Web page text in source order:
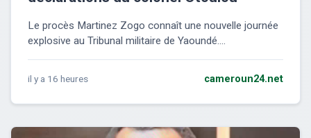
Le procès Martinez Zogo connaît une nouvelle journée
explosive au Tribunal militaire de Yaoundé....
il y a 16 heures cameroun24.net